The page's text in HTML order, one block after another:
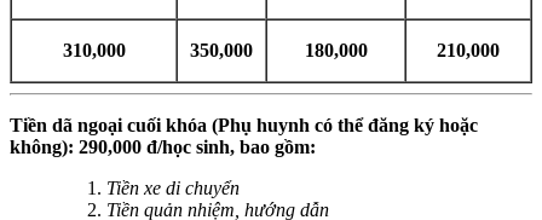
310,000 350,000 180,000 210,000
Tiền dã ngoại cuối khóa (Phụ huynh có thể đăng ký hoặc
không): 290,000 đ/học sinh, bao gồm:
Tiền xe di chuyển
Tiền quản nhiệm, hướng dẫn